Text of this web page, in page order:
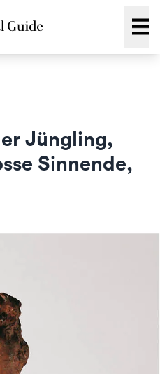
Winterthur: Menü
Jüngling,
Sinnende,